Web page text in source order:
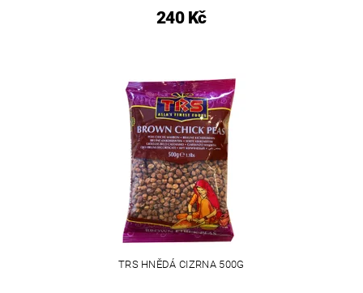
240 Kč
TRS HNĚDÁ CIZRNA 500G